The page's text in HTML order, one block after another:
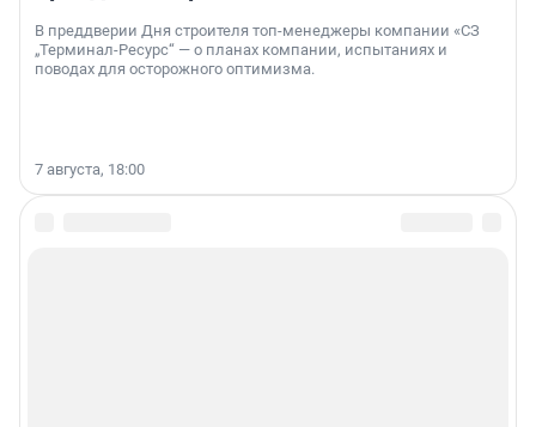
В преддверии Дня строителя топ-менеджеры компании «СЗ
„Терминал-Ресурс“ — о планах компании, испытаниях и
поводах для осторожного оптимизма.
7 августа, 18:00